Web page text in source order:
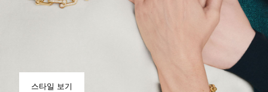
스타일 보기